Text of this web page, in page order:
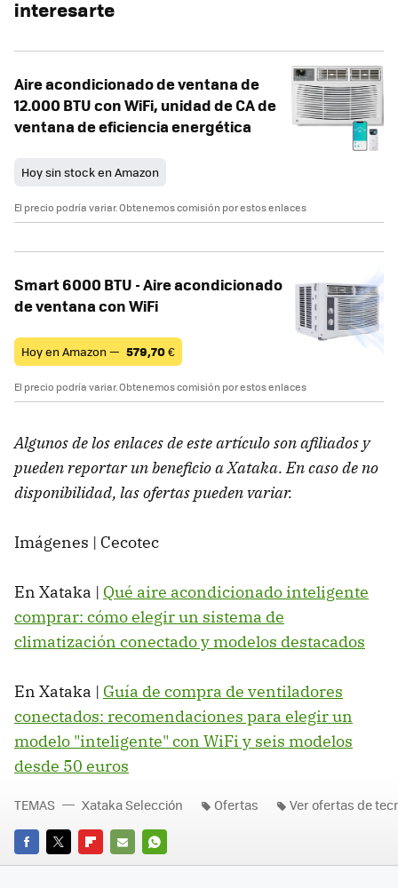
interesarte
Aire acondicionado de ventana de
12.000 BTU con WiFi, unidad de CA de
ventana de eficiencia energética
Hoy sin stock en Amazon
El precio podría variar. Obtenemos comisión por estos enlaces
Smart 6000 BTU - Aire acondicionado
de ventana con WiFi
Hoy en Amazon — 579,70€
El precio podría variar. Obtenemos comisión por estos enlaces
Algunos de los enlaces de este artículo son afiliados y
pueden reportar un beneficio a Xataka. En caso de no
disponibilidad, las ofertas pueden variar.
Imágenes | Cecotec
En Xataka | Qué aire acondicionado inteligente
comprar: cómo elegir un sistema de
climatización conectado y modelos destacados
En Xataka | Guía de compra de ventiladores
conectados: recomendaciones para elegir un
modelo "inteligente" con WiFi y seis modelos
desde 50 euros
FACEBOOK
TWITTERFLIPBOARD
E-
WHATSAPP
TEMAS Xataka Selección Ofertas Ver ofertas de